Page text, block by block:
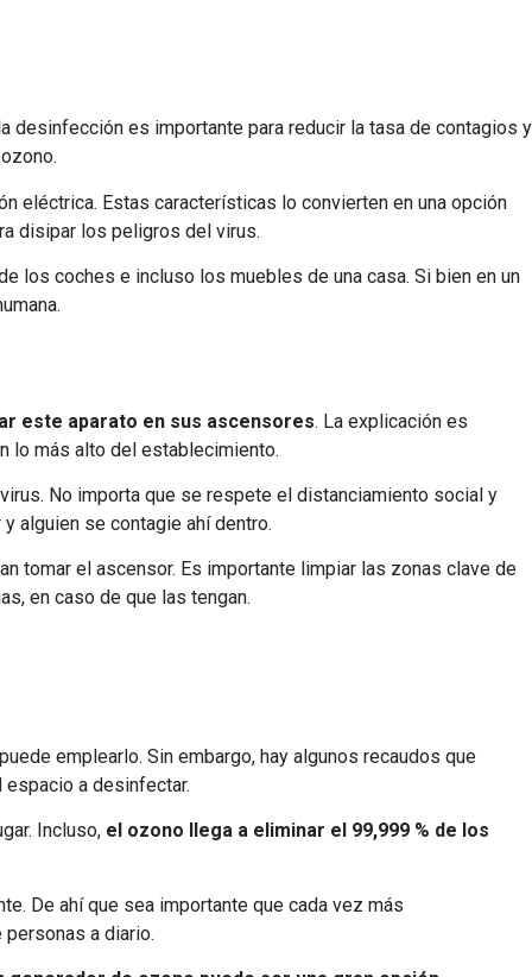
desinfección es importante para reducir la tasa de contagios y
eléctrica. Estas características lo convierten en una opción
disipar los peligros del virus.
los coches e incluso los muebles de una casa. Si bien en un
este aparato en sus ascensores. La explicación es
lo más alto del establecimiento.
No importa que se respete el distanciamiento social y
alguien se contagie ahí dentro.
tomar el ascensor. Es importante limpiar las zonas clave de
en caso de que las tengan.
emplearlo. Sin embargo, hay algunos recaudos que
espacio a desinfectar.
Incluso, el ozono llega a eliminar el 99,999 % de los
De ahí que sea importante que cada vez más
a diario.